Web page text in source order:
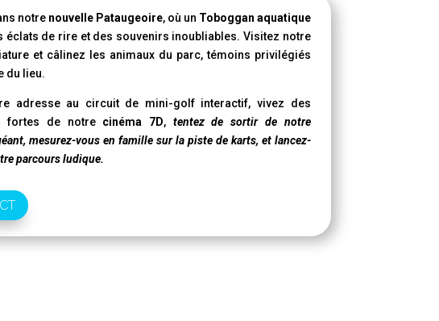
notre nouvelle Pataugeoire, où un Toboggan aquatique
éclats de rire et des souvenirs inoubliables. Visitez notre
et câlinez les animaux du parc, témoins privilégiés
du lieu.
adresse au circuit de mini-golf interactif, vivez des
fortes de notre cinéma 7D, tentez de sortir de notre
mesurez-vous en famille sur la piste de karts, et lancez-
parcours ludique.